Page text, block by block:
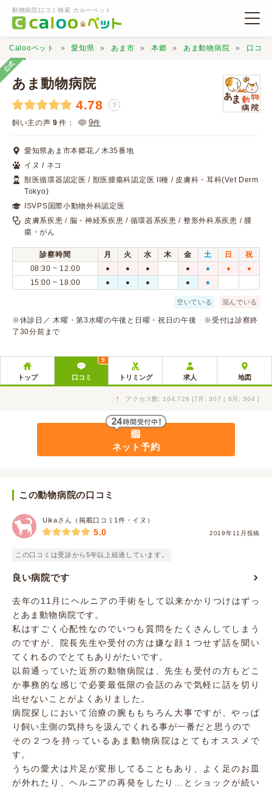
動物病院口コミ検索 カルーペット
動物病院検索
口コミ検索
Calooペットとは？
口コミ投稿
Calooペット 愛知県 あま市 本郷 あま動物病院 口コミ
公式
あま動物病院
4.78 ？
飼い主の声 9 件： 9件
愛知県あま市本郷花ノ木35番地
イヌ / ネコ
獣医循環器認定医 / 獣医腫瘍科認定医 II種 / 皮膚科・耳科(Vet Derm
Tokyo)
ISVPS国際小動物外科認定医
皮膚系疾患 / 脳・神経系疾患 / 循環器系疾患 / 整形外科系疾患 / 腫
瘍・がん
診察時間 月 火 水 木 金 土 日
祝
08:30 ~ 12:00
● ● ● ● ● ● ●
15:00 ~ 18:00 ● ● ● ● ●
空いている 混んでいる
※休診日／ 木曜・第3水曜の午後と日曜・祝日の午後 ※受付は診察終
了30分前まで
トップ 口コミ
9
トリミング 求人 地図
↑ アクセス数: 104,726 [7月: 307 | 6月: 304 ]
ネット予約
この動物病院の口コミ
Uikaさん（掲載口コミ1件・イヌ）
2019年11月投稿
5.0
この口コミは受診から5年以上経過しています。
良い病院です
去年の11月にヘルニアの手術をして以来かかりつけはずっ
とあま動物病院です。
私はすごく心配性なのでいつも質問をたくさんしてしまう
のですが、院長先生や受付の方は嫌な顔１つせず話を聞い
てくれるのでとてもありがたいです。
以前通っていた近所の動物病院は、先生も受付の方もどこ
か事務的な感じで必要最低限の会話のみで気軽に話を切り
出せないことがよくありました。
病院探しにおいて治療の腕ももちろん大事ですが、やっぱ
り飼い主側の気持ちを汲んでくれる事が一番だと思うので
その２つを持っているあま動物病院はとてもオススメで
す。
うちの愛犬は片足が変形してることもあり、よく足のお皿
が外れたり、ヘルニアの再発をしたり…とショックが続い